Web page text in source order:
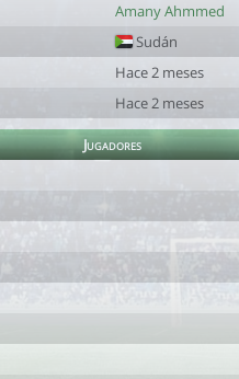
Amany Ahmmed
Sudán
Hace 2 meses
Hace 2 meses
Jugadores